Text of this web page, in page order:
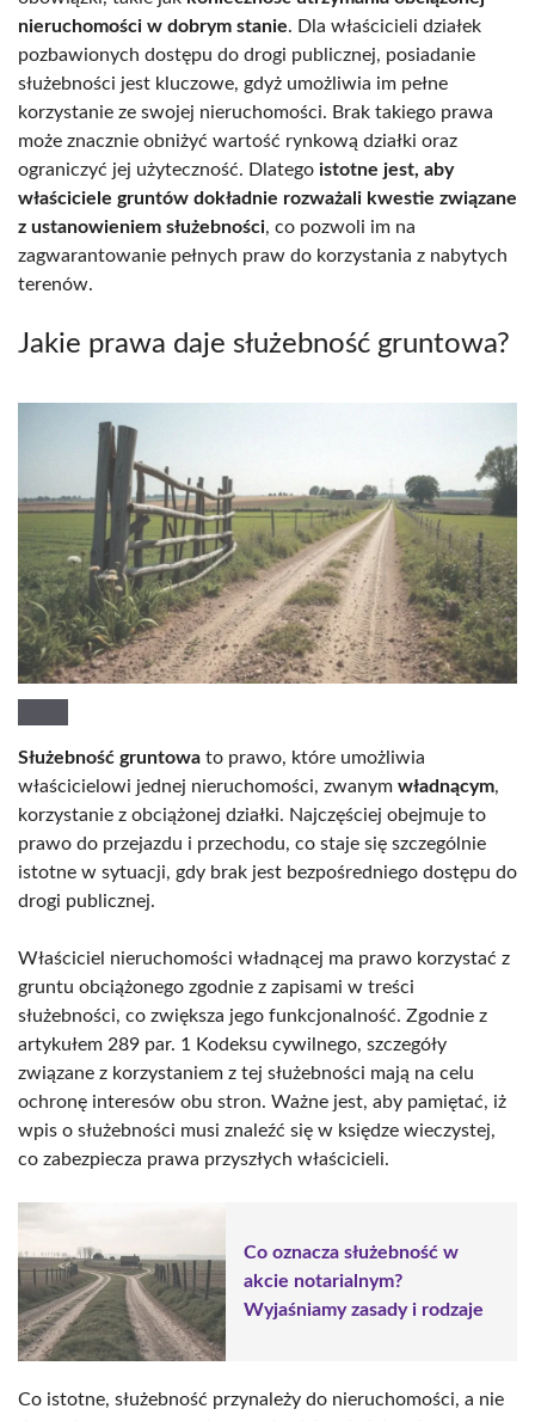
nieruchomości w dobrym stanie. Dla właścicieli działek
pozbawionych dostępu do drogi publicznej, posiadanie
służebności jest kluczowe, gdyż umożliwia im pełne
korzystanie ze swojej nieruchomości. Brak takiego prawa
może znacznie obniżyć wartość rynkową działki oraz
ograniczyć jej użyteczność. Dlatego istotne jest, aby
właściciele gruntów dokładnie rozważali kwestie związane
z ustanowieniem służebności, co pozwoli im na
zagwarantowanie pełnych praw do korzystania z nabytych
terenów.
Jakie prawa daje służebność gruntowa?
Służebność gruntowa to prawo, które umożliwia
właścicielowi jednej nieruchomości, zwanym władnącym,
korzystanie z obciążonej działki. Najczęściej obejmuje to
prawo do przejazdu i przechodu, co staje się szczególnie
istotne w sytuacji, gdy brak jest bezpośredniego dostępu do
drogi publicznej.
Właściciel nieruchomości władnącej ma prawo korzystać z
gruntu obciążonego zgodnie z zapisami w treści
służebności, co zwiększa jego funkcjonalność. Zgodnie z
artykułem 289 par. 1 Kodeksu cywilnego, szczegóły
związane z korzystaniem z tej służebności mają na celu
ochronę interesów obu stron. Ważne jest, aby pamiętać, iż
wpis o służebności musi znaleźć się w księdze wieczystej,
co zabezpiecza prawa przyszłych właścicieli.
Co oznacza służebność w
akcie notarialnym?
Wyjaśniamy zasady i rodzaje
Co istotne, służebność przynależy do nieruchomości, a nie